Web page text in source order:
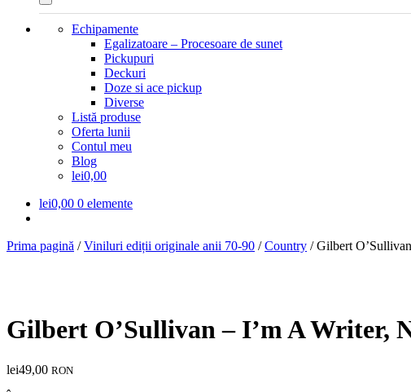
Echipamente
Egalizatoare – Procesoare de sunet
Pickupuri
Deckuri
Doze si ace pickup
Diverse
Listă produse
Oferta lunii
Contul meu
Blog
lei0,00
lei0,00 0 elemente
Prima pagină /Viniluri ediții originale anii 70-90 /Country /Gilbert
Gilbert O’Sullivan – I’m A Writer,
lei49,00 RON